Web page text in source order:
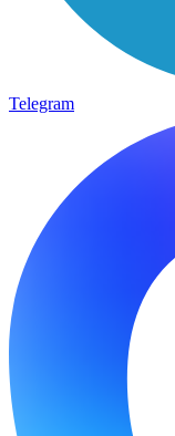
Telegram